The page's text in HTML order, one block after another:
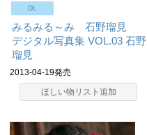
DL
みるみる～み 石野瑠見
デジタル写真集 VOL.03 石野
瑠見
2013-04-19発売
ほしい物リスト追加